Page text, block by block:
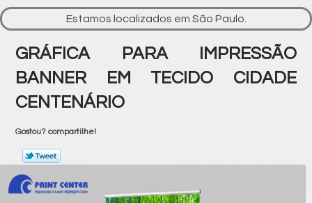
Estamos localizados em São Paulo.
GRÁFICA PARA IMPRESSÃO
BANNER EM TECIDO CIDADE
CENTENÁRIO
Gostou? compartilhe!